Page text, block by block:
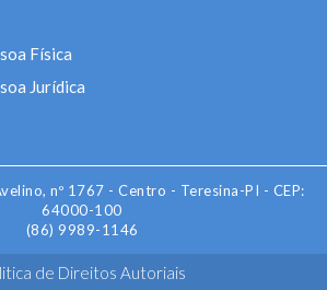
Física
Jurídica
nº 1767 - Centro - Teresina-PI - CEP:
64000-100
(86) 9989-1146
de Direitos Autoriais